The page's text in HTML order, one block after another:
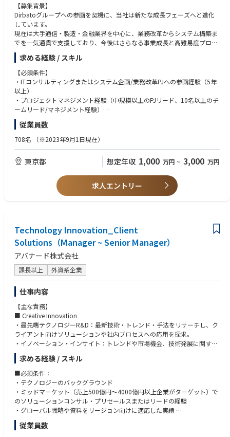
疲弊。プロセス・自動化・組織設計を含む運用モデル刷新が急務。
【今後の展望（成長領域）
・侵入前提のレジリエンス設計：防御に加え、侵害時の判断・復旧・再発
防止までをBCP/DRと統合。
・ゼロトラストの実装・定着：ID起点に端末・ネットワーク・データ・ロ
グを一貫設計し、運用改善まで担う力が重要。
・KPI化と自動化の加速：MTTD/MTTR等を可視化し、SOARや生成AIで標
準化・省力化。セキュリティは工学化へ。
・サプライチェーン/グローバル対応：委託先を含む統制と多国籍規制対
応が前提となり、企業間連携と標準化が進展。
【募集背景】
Dirbatoグループへの参画を契機に、当社は新たな成長フェーズへと進化
しています。
現在は大手通信・製造・金融業界を中心に、業務改革からシステム構築ま
でを一気通貫で支援しており、今後はさらなる事業成長と高難易度プロジ
ェクトの推進を担うリーダー層の強化を進めています。
その事業中核を担うシニアマネージャー・パートナー候補として、複数プ
ロジェクトのデリバリー統括やクライアント経営層とのビジネスリードを
お任せします。
HP掲載：https://www.ambl.co.jp/news/detail/20251023_36474/
当社のITコンサルティング部門における事業戦略推進および組織マネジメ
ントの中核を担います。
製造・金融・通信・不動産・建設業界などの大手企業を中心に、DX推進や
業務変革PJを構想策定から実行・定着化まで一貫してリードし、経営層や
実現を支援いただきます。
・部門方針/人材計画/採用戦略など組織運営のリード
・他事業部との連携を通じた全社的なソリューション展開
・マネージャー/メンバーのパフォーマンス管理、育成、キャリア支援
▼PJ例
・メガバンク向け：グローバル与信管理システム刷新支援
・製造・金融業界：次世代エンタープライズアーキテクチャ（EA）構想策
定支援
・通信業界：新規サービス立ち上げに伴う機能追加・業務効率化支援
・建設業界：AI技術を活用した業務高度化プロジェクト推進
・不動産業界：AI／DX戦略ロードマップ策定支援
・流通・小売業界：データ分析自動化およびプロンプト活用研修設計支援
・製薬・日用品業界：マーケティングデータ分析（GA活用）支援
▼本ポジションの魅力
・経営層直下の裁量と影響力
-部門横断での事業推進/組織戦略立案に関与でき、経営レイヤーと並走す
るポジションです。
・高難易度/大規模PJをリード
-億円規模/100人月超のプロジェクトなど、社会的インパクトの大きい案
件に関与可能。
・組織成長を牽引するミッション
-マネージャー層を束ね、次世代リーダー育成やチーム拡大にも寄与できる
求める経験 / スキル
【必須条件】
・ITコンサルティングまたはシステム企画/業務改革PJへの参画経験（5年
以上）
・プロジェクトマネジメント経験（中規模以上のPJリード、10名以上のチ
ームリード/マネジメント経験）
・クライアント折衝/課題整理/提案経験。
【歓迎条件】
・複数業界/複数領域でのPJ経験（PM/PMO）
・チームマネジメント経験（数十名以上）
・経営層/役員などのハイレイヤーとの折衝経験
・AI/クラウド/データ分析など先進技術を活用したPJ経験
・自ら課題を発見し、組織を巻き込みながら解決へ導けるオーナーシップ
の高い方
・部門・職種を越えてコミュニケーションを取り、協働を推進できる方
・戦略構想だけでなく、実行/成果創出までコミットできる方
・メンバーの育成/チーム成長に喜びを感じる方
従業員数
708名 （※2023年9月1日現在）
東京都 想定年収 1,000 万円 ~ 3,000 万円
求人エントリー
Technology Innovation_Client
Solutions（Manager ~ Senior Manager）
アバナード株式会社
課長以上 外資系企業
仕事内容
【主な責務】
■ Creative Innovation
・最先端テクノロジーR&D：最新技術・トレンド・手法をリサーチし、ク
ライアント向けソリューションや社内プロセスへの応用を探求。
・イノベーション・インサイト：トレンドや市場機会、技術発展に関する
データを収集・分析し、リーダーシップメッセージを発信。社内外へのイ
ノベーション情報発信や、リージョン横断のネットワーク構築による知
識・アイデア共有を推進。
・クライアント・イノベーション：クライアントと直接連携し、イノベー
ション機会を創出。革新的ソリューション導入の専門知識を提供。
・テクノロジーR&D：新しいアイデアやプロトタイプの検証・開発。
・ソリューション・イノベーション：クライアントソリューションにイノ
求める経験 / スキル
■必須条件：
・テクノロジーのバックグラウンド
・ミッドマーケット（売上500億円～4000億円以上企業がターゲット）で
のソリューションコンサル・プリセールスまたはリードの経験
・グローバル戦略や資料をリージョン向けに適応した実績
・データ分析を通じた意思決定支援の経験
・組織内外の複数レベルのステークホルダーとの連携経験
従業員数